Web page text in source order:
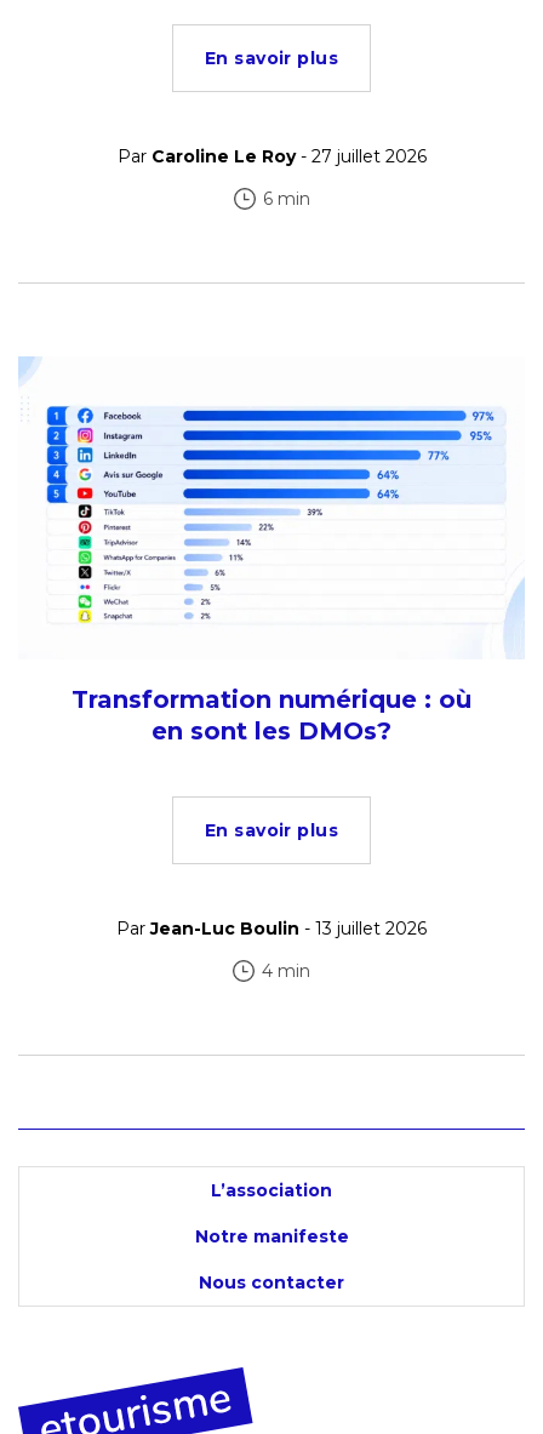
En savoir plus
Par Caroline Le Roy- 27 juillet 2026
6 min
Transformation numérique : où
en sont les DMOs?
En savoir plus
ParJean-Luc Boulin - 13 juillet 2026
4 min
L’association
Notre manifeste
Nous contacter